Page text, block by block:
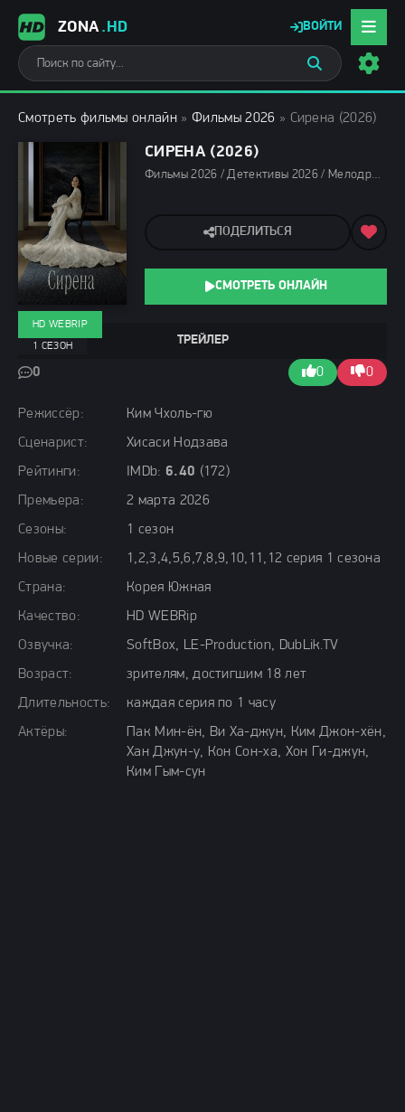
ZONA.HD ВОЙТИ
Смотреть фильмы онлайн » Фильмы 2026 » Сирена (2026)
СИРЕНА (2026)
Фильмы 2026 / Детективы 2026 / Мелодрамы 2026 / Триллеры 2026 / Сериалы 2026 / Сериалы марта 2026 / Новинки сериалов 2026 / Дорамы / Сериалы весны 2026 / Смотреть фильмы онлайн
Режиссёр:
Ким Чхоль-гю
Сценарист:
Хисаси Нодзава
Рейтинги:
IMDb: 6.40 (172)
Премьера:
2 марта 2026
Сезоны:
1 сезон
Новые серии:
1,2,3,4,5,6,7,8,9,10,11,12 серия 1 сезона
Страна:
Корея Южная
Качество:
HD WEBRip
Озвучка:
SoftBox, LE-Production, DubLik.TV
Возраст:
зрителям, достигшим 18 лет
Длительность:
каждая серия по 1 часу
Актёры:
Пак Мин-ён, Ви Ха-джун, Ким Джон-хён,
Хан Джун-у, Кон Сон-ха, Хон Ги-джун,
Ким Гым-сун
ТРЕЙЛЕР
0 0 0
HD WEBRIP
1 СЕЗОН
ПОДЕЛИТЬСЯ
СМОТРЕТЬ ОНЛАЙН